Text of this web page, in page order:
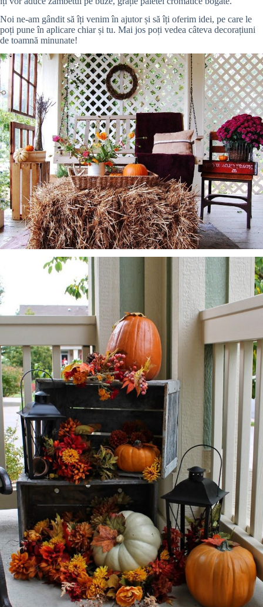
Noi ne-am gândit să îți venim în ajutor și să îți oferim idei, pe care le
poți pune în aplicare chiar și tu. Mai jos poți vedea câteva decorațiuni
de toamnă minunate!